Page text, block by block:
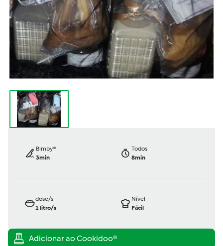
Bimby®
3min
Todos
8min
dose/s
1litro/s
Nível
Fácil